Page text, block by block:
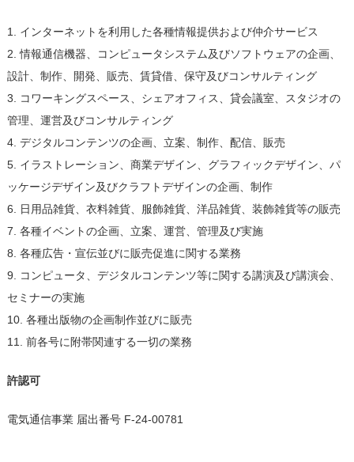
1. インターネットを利用した各種情報提供および仲介サービス
2. 情報通信機器、コンピュータシステム及びソフトウェアの企画、
設計、制作、開発、販売、賃貸借、保守及びコンサルティング
3. コワーキングスペース、シェアオフィス、貸会議室、スタジオの
管理、運営及びコンサルティング
4. デジタルコンテンツの企画、立案、制作、配信、販売
5. イラストレーション、商業デザイン、グラフィックデザイン、パ
ッケージデザイン及びクラフトデザインの企画、制作
6. 日用品雑貨、衣料雑貨、服飾雑貨、洋品雑貨、装飾雑貨等の販売
7. 各種イベントの企画、立案、運営、管理及び実施
8. 各種広告・宣伝並びに販売促進に関する業務
9. コンピュータ、デジタルコンテンツ等に関する講演及び講演会、
セミナーの実施
10. 各種出版物の企画制作並びに販売
11. 前各号に附帯関連する一切の業務
許認可
電気通信事業 届出番号 F-24-00781